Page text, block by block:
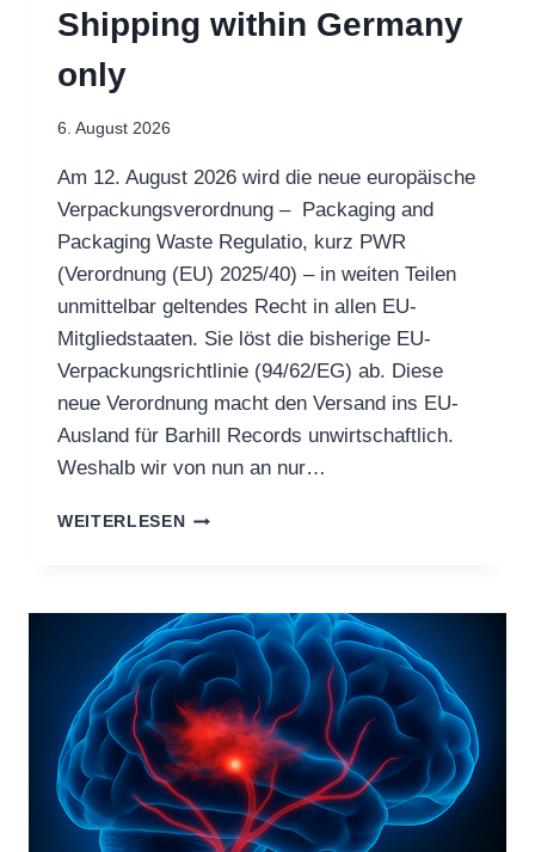
Shipping within Germany
only
6. August 2026
Am 12. August 2026 wird die neue europäische
Verpackungsverordnung – Packaging and
Packaging Waste Regulatio, kurz PWR
(Verordnung (EU) 2025/40) – in weiten Teilen
unmittelbar geltendes Recht in allen EU-
Mitgliedstaaten. Sie löst die bisherige EU-
Verpackungsrichtlinie (94/62/EG) ab. Diese
neue Verordnung macht den Versand ins EU-
Ausland für Barhill Records unwirtschaftlich.
Weshalb wir von nun an nur…
WEITERLESENSHIPPING